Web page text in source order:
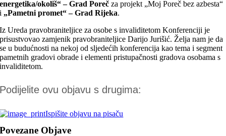
energetika/okoliš“ – Grad Poreč za projekt „Moj Poreč bez azbesta“
i „Pametni promet“ – Grad Rijeka.
Iz Ureda pravobraniteljice za osobe s invaliditetom Konferenciji je
prisustvovao zamjenik pravobraniteljice Darijo Jurišić. Želja nam je da
se u budućnosti na nekoj od sljedećih konferencija kao tema i segment
pametnih gradovi obrade i elementi pristupačnosti gradova osobama s
invaliditetom.
Podijelite ovu objavu s drugima:
Ispišite objavu na pisaču
Povezane Objave